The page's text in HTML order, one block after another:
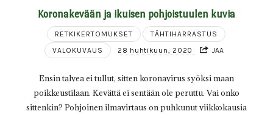
Koronakevään ja ikuisen pohjoistuulen kuvia
RETKIKERTOMUKSET
TÄHTIHARRASTUS
VALOKUVAUS
28 huhtikuun, 2020 JAA
Ensin talvea ei tullut, sitten koronavirus syöksi maan
poikkeustilaan. Kevättä ei sentään ole peruttu. Vai onko
sittenkin? Pohjoinen ilmavirtaus on puhkunut viikkokausia